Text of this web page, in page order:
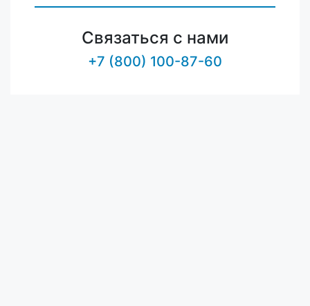
Связаться с нами
+7 (800) 100-87-60